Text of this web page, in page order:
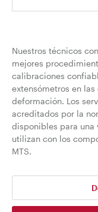
Nuestros técnicos
mejores
calibraciones
extensómetros en
deformación. Los
acreditados por la
disponibles para una
utilizan con los
MTS.